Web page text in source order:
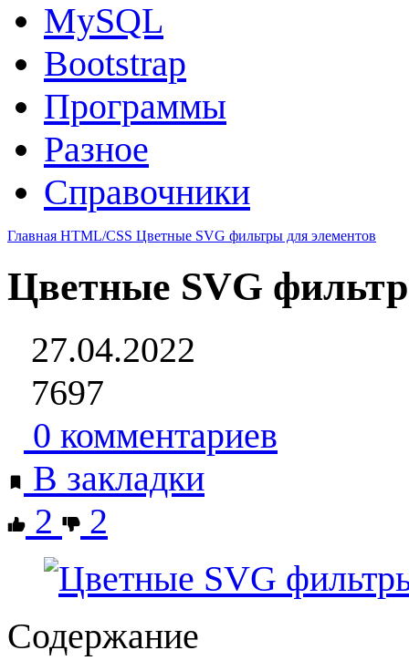
MySQL
Bootstrap
Программы
Разное
Справочники
Главная HTML/CSS Цветные SVG фильтры для элементов
Цветные SVG
27.04.2022
7697
0 комментариев
В закладки
2
2
Содержание